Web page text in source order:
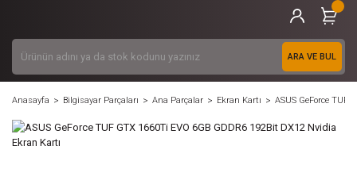
ARA VE BUL
Anasayfa Bilgisayar Parçaları Ana Parçalar Ekran Kartı ASUS GeForce TUF